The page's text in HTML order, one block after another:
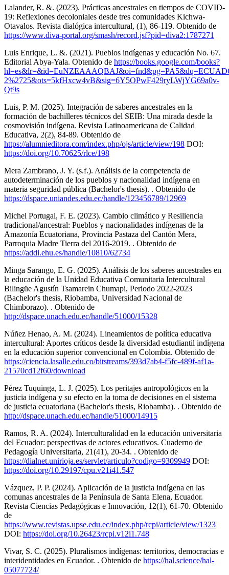
Lalander, R. &. (2023). Prácticas ancestrales en tiempos de COVID-
19: Reflexiones decoloniales desde tres comunidades Kichwa-
Otavalos. Revista dialógica intercultural, (1), 86-119. Obtenido de
https://www.diva-portal.org/smash/record.jsf?pid=diva2:1787271
Luis Enrique, L. &. (2021). Pueblos indígenas y educación No. 67.
Editorial Abya-Yala. Obtenido de https://books.google.com/books?
2%2725&ots=5kfHxcw4vB&sig=6Y5OPwF429ryLWjYG69a0v-
Qt9s
Luis, P. M. (2025). Integración de saberes ancestrales en la
formación de bachilleres técnicos del SEIB: Una mirada desde la
cosmovisión indígena. Revista Latinoamericana de Calidad
Educativa, 2(2), 84-89. Obtenido de
https://alumnieditora.com/index.php/ojs/article/view/198 DOI:
https://doi.org/10.70625/rlce/198
Mera Zambrano, J. Y. (s.f.). Análisis de la competencia de
autodeterminación de los pueblos y nacionalidad indígena en
materia seguridad pública (Bachelor's thesis). . Obtenido de
https://dspace.uniandes.edu.ec/handle/123456789/12969
Michel Portugal, F. E. (2023). Cambio climático y Resiliencia
tradicional/ancestral: Pueblos y nacionalidades indígenas de la
Amazonía Ecuatoriana, Provincia Pastaza del Cantón Mera,
Parroquia Madre Tierra del 2016-2019. . Obtenido de
https://addi.ehu.es/handle/10810/62734
Minga Sarango, E. G. (2025). Análisis de los saberes ancestrales en
la educación de la Unidad Educativa Comunitaria Intercultural
Bilingüe Agustín Tsamarein Chumapi, Periodo 2022-2023
(Bachelor's thesis, Riobamba, Universidad Nacional de
Chimborazo). . Obtenido de
http://dspace.unach.edu.ec/handle/51000/15328
Núñez Henao, A. M. (2024). Lineamientos de política educativa
intercultural: Aportes críticos desde la diversidad estudiantil indígena
en la educación superior convencional en Colombia. Obtenido de
https://ciencia.lasalle.edu.co/bitstreams/393d7ab4-f5fc-489f-af1a-
21570cd12f60/download
Pérez Tuquinga, L. J. (2025). Los peritajes antropológicos en la
justicia indígena y su efecto en la toma de decisiones en el sistema
de justicia ecuatoriana (Bachelor's thesis, Riobamba). . Obtenido de
http://dspace.unach.edu.ec/handle/51000/14915
Ramos, R. A. (2024). Interculturalidad en la educación universitaria
del Ecuador: perspectivas de actores educativos. Cuaderno de
Pedagogía Universitaria, 21(41), 20-34. . Obtenido de
https://dialnet.unirioja.es/servlet/articulo?codigo=9309949 DOI:
https://doi.org/10.29197/cpu.v21i41.547
Vázquez, P. P. (2024). Aplicación de la justicia indígena en las
comunas ancestrales de la Península de Santa Elena, Ecuador.
Revista Ciencias Pedagógicas e Innovación, 12(1), 61-70. Obtenido
de
https://www.revistas.upse.edu.ec/index.php/rcpi/article/view/1323
DOI: https://doi.org/10.26423/rcpi.v12i1.748
Vivar, S. C. (2025). Pluralismos indígenas: territorios, democracias e
interidentidades en Ecuador. . Obtenido de https://hal.science/hal-
05077724/